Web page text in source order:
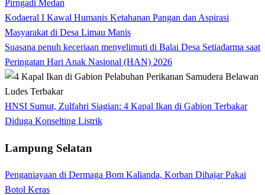
Pirngadi Medan‎
Kodaeral I Kawal Humanis Ketahanan Pangan dan Aspirasi
Masyarakat di Desa Limau Manis
Suasana penuh keceriaan menyelimuti di Balai Desa Setiadarma saat
Peringatan Hari Anak Nasional (HAN) 2026
HNSI Sumut, Zulfahri Siagian: 4 Kapal Ikan di Gabion Terbakar
Diduga Konselting Listrik
Lampung Selatan
Penganiayaan di Dermaga Bom Kalianda, Korban Dihajar Pakai
Botol Keras